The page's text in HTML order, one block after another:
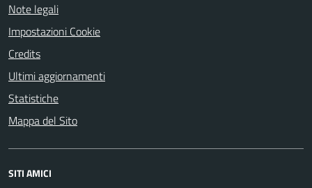
Note legali
Impostazioni Cookie
Credits
Ultimi aggiornamenti
Statistiche
Mappa del Sito
SITI AMICI